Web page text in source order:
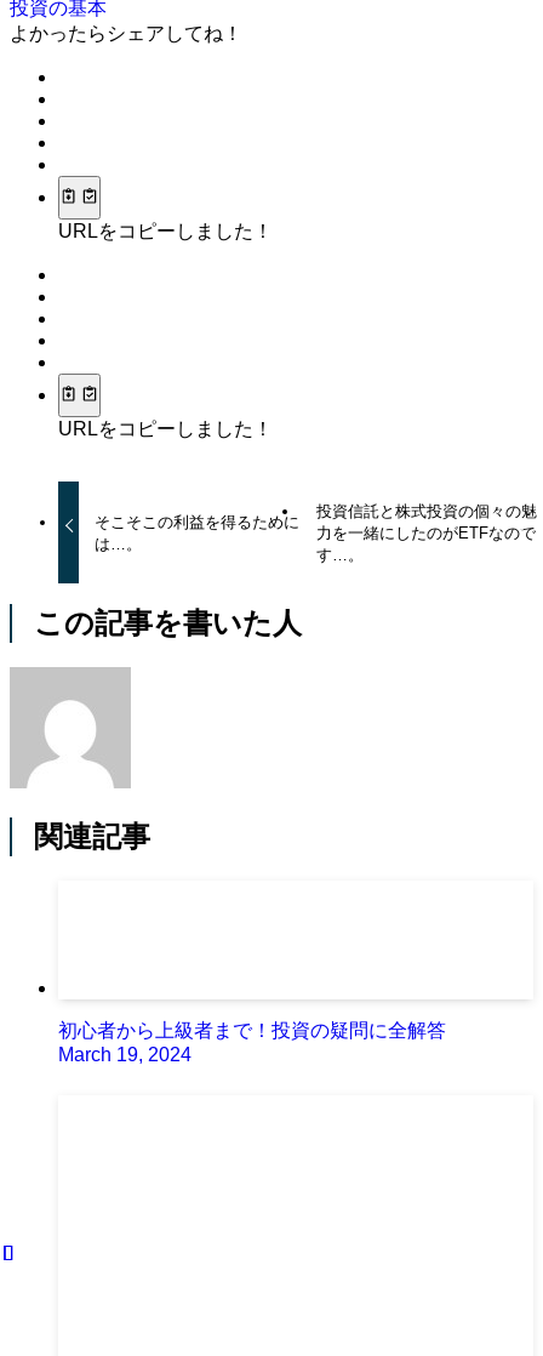
投資の基本
よかったらシェアしてね！
URLをコピーしました！
URLをコピーしました！
そこそこの利益を得るために
は…。
投資信託と株式投資の個々の魅
力を一緒にしたのがETFなので
す…。
この記事を書いた人
関連記事
初心者から上級者まで！投資の疑問に全解答
March 19, 2024